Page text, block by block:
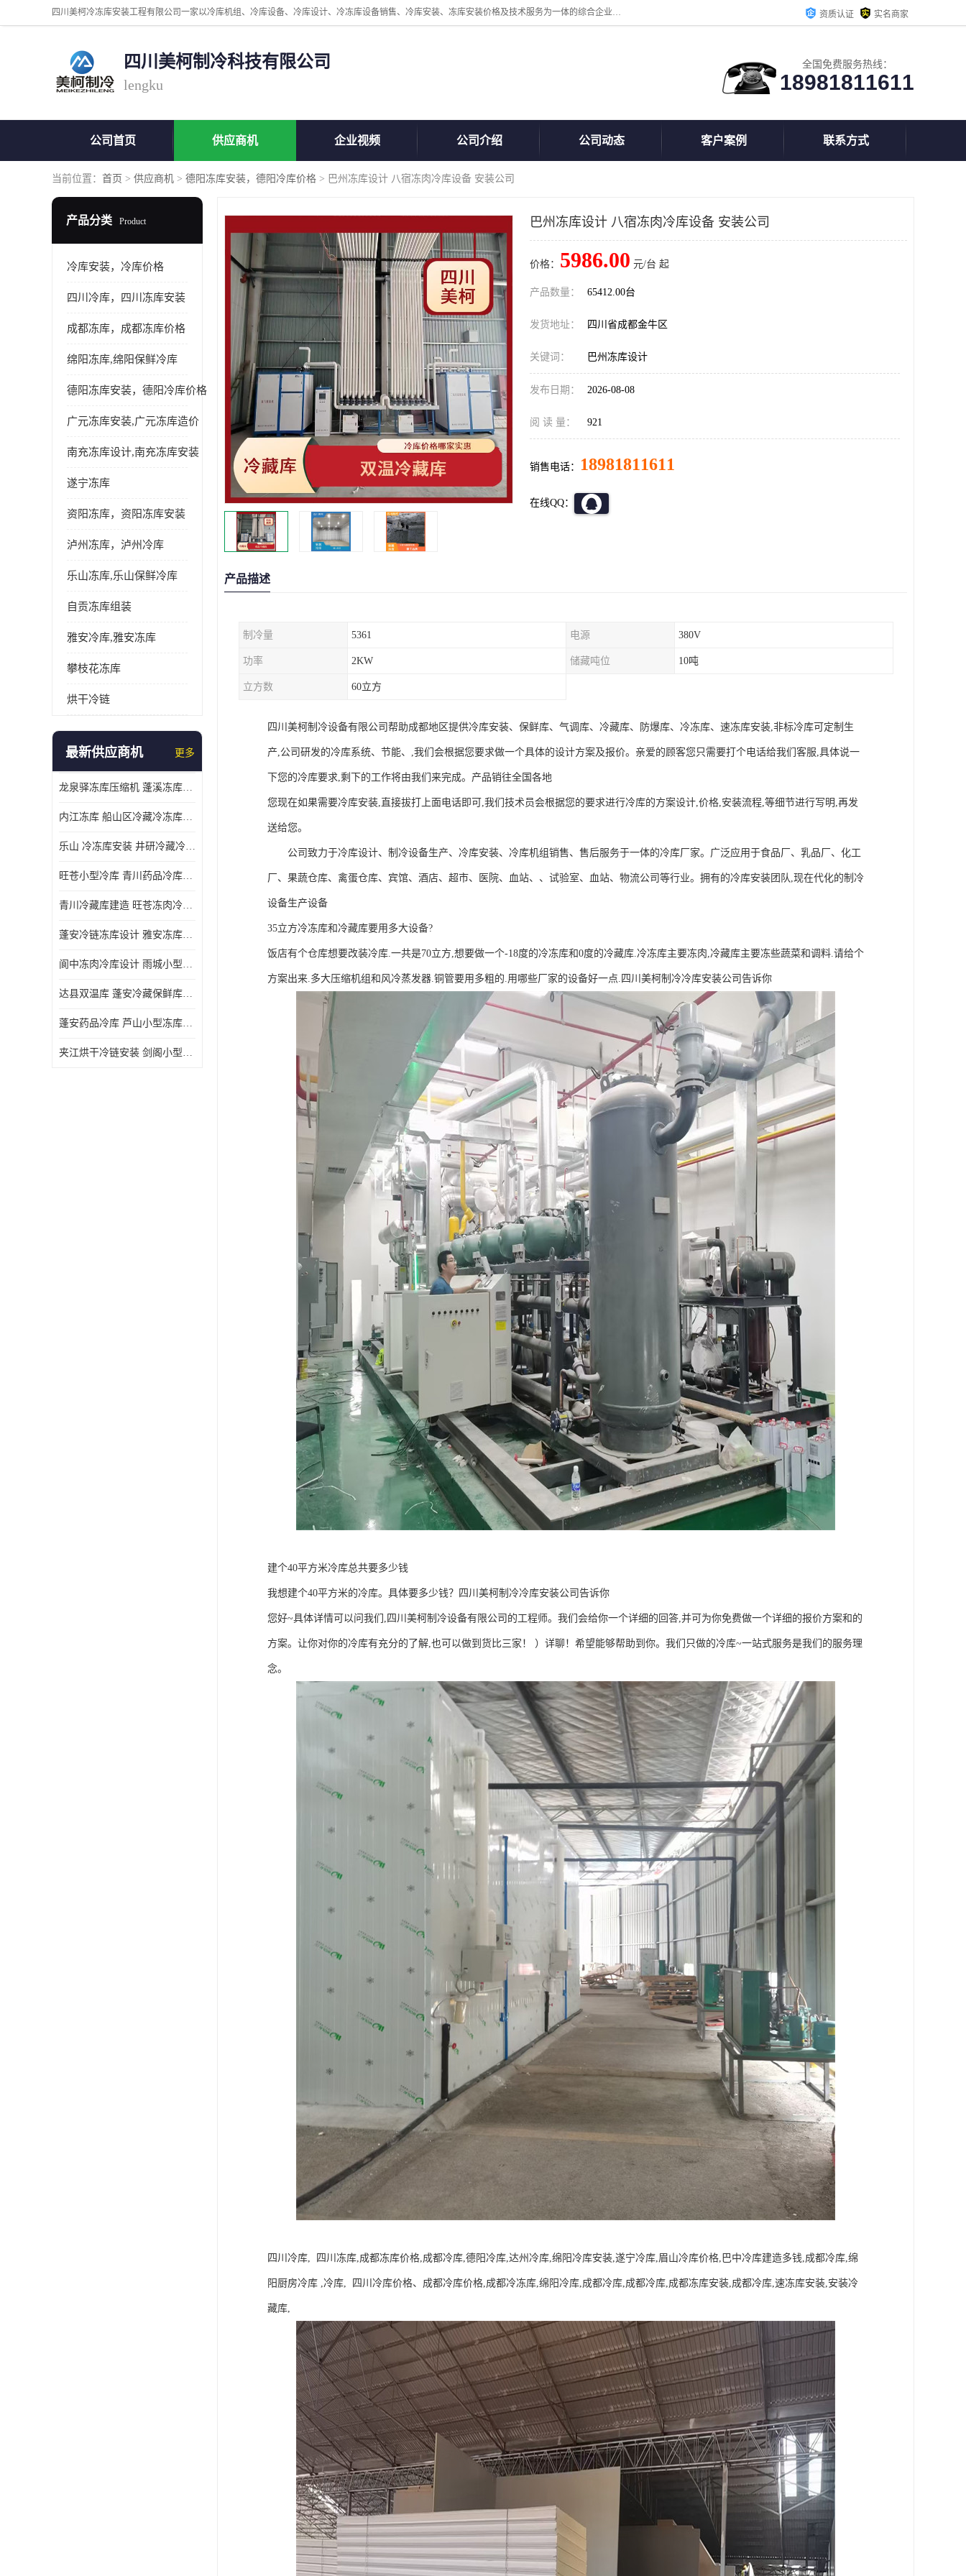
四川美柯冷冻库安装工程有限公司一家以冷库机组、冷库设备、冷库设计、冷冻库设备销售、冷库安装、冻库安装价格及技术服务为一体的综合企业，咨询热线：同等设备材料优惠10% 。公司各种类型安装组合式冷库、冷冻库、冷藏库、气调保鲜库、并提供成套设备供应、安装与调试、维护与维修、技术咨询、操作维修人员技术培训等 资质认证 实名商家
四川美柯制冷科技有限公司
lengku
全国免费服务热线：
18981811611
公司首页 供应商机 企业视频 公司介绍 公司动态 客户案例 联系方式
当前位置： 首页 > 供应商机 > 德阳冻库安装，德阳冷库价格 > 巴州冻库设计 八宿冻肉冷库设备 安装公司
产品分类 Product
冷库安装，冷库价格
四川冷库，四川冻库安装
成都冻库，成都冻库价格
绵阳冻库,绵阳保鲜冷库
德阳冻库安装，德阳冷库价格
广元冻库安装,广元冻库造价
南充冻库设计,南充冻库安装
遂宁冻库
资阳冻库，资阳冻库安装
泸州冻库，泸州冷库
乐山冻库,乐山保鲜冷库
自贡冻库组装
雅安冷库,雅安冻库
攀枝花冻库
烘干冷链
最新供应商机 更多
龙泉驿冻库压缩机 蓬溪冻库冷风机价格
内江冻库 船山区冷藏冷冻库安装
乐山 冷冻库安装 井研冷藏冷冻库设备 报价表
旺苍小型冷库 青川药品冷库设备 设计方案
青川冷藏库建造 旺苍冻肉冷库安装 报价表
蓬安冷链冻库设计 雅安冻库保温板安装 采摘园
阆中冻肉冷库设计 雨城小型冷库设计 农产品基地
达县双温库 蓬安冷藏保鲜库设计 报价表
蓬安药品冷库 芦山小型冻库安装 报价表
夹江烘干冷链安装 剑阁小型冷库安装 设计方案
巴州冻库设计 八宿冻肉冷库设备 安装公司
价格： 5986.00 元/台 起
产品数量： 65412.00台
发货地址： 四川省成都金牛区
关键词： 巴州冻库设计
发布日期： 2026-08-08
阅 读 量： 921
销售电话： 18981811611
在线QQ：
产品描述
制冷量 5361 电源 380V
功率 2KW 储藏吨位 10吨
立方数 60立方
四川美柯制冷设备有限公司帮助成都地区提供冷库安装、保鲜库、气调库、冷藏库、防爆库、冷冻库、速冻库安装,非标冷库可定制生
产,公司研发的冷库系统、节能、,我们会根据您要求做一个具体的设计方案及报价。亲爱的顾客您只需要打个电话给我们客服,具体说一
下您的冷库要求,剩下的工作将由我们来完成。产品销往全国各地
您现在如果需要冷库安装,直接拔打上面电话即可,我们技术员会根据您的要求进行冷库的方案设计,价格,安装流程,等细节进行写明,再发
送给您。
公司致力于冷库设计、制冷设备生产、冷库安装、冷库机组销售、售后服务于一体的冷库厂家。广泛应用于食品厂、乳品厂、化工
厂、果蔬仓库、禽蛋仓库、宾馆、酒店、超市、医院、血站、、试验室、血站、物流公司等行业。拥有的冷库安装团队,现在代化的制冷
设备生产设备
35立方冷冻库和冷藏库要用多大设备?
饭店有个仓库想要改装冷库.一共是70立方,想要做一个-18度的冷冻库和0度的冷藏库.冷冻库主要冻肉,冷藏库主要冻些蔬菜和调料.请给个
方案出来.多大压缩机组和风冷蒸发器.铜管要用多粗的.用哪些厂家的设备好一点.四川美柯制冷冷库安装公司告诉你
建个40平方米冷库总共要多少钱
我想建个40平方米的冷库。具体要多少钱？四川美柯制冷冷库安装公司告诉你
您好~具体详情可以问我们,四川美柯制冷设备有限公司的工程师。我们会给你一个详细的回答,并可为你免费做一个详细的报价方案和的
方案。让你对你的冷库有充分的了解,也可以做到货比三家！ ）详聊！希望能够帮助到你。我们只做的冷库~一站式服务是我们的服务理
念。
四川冷库, 四川冻库,成都冻库价格,成都冷库,德阳冷库,达州冷库,绵阳冷库安装,遂宁冷库,眉山冷库价格,巴中冷库建造多钱,成都冷库,绵
阳厨房冷库 ,冷库, 四川冷库价格、成都冷库价格,成都冷冻库,绵阳冷库,成都冷库,成都冷库,成都冻库安装,成都冷库,速冻库安装,安装冷
藏库,